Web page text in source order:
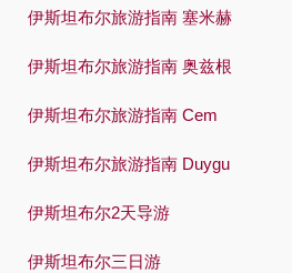
Español
Swedish
伊斯坦布尔旅游指南 塞米赫
伊斯坦布尔旅游指南 奥兹根
伊斯坦布尔旅游指南 Cem
伊斯坦布尔旅游指南 Duygu
伊斯坦布尔2天导游
伊斯坦布尔三日游